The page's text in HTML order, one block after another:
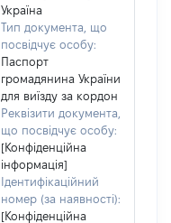
Україна
Тип документа, що
посвідчує особу:
Паспорт
громадянина України
для виїзду за кордон
Реквізити документа,
що посвідчує особу:
[Конфіденційна
інформація]
Ідентифікаційний
номер (за наявності):
[Конфіденційна